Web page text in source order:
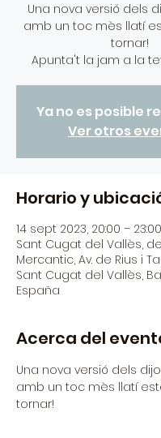
Una nova versió dels
amb un toc mès llatí
tornar!
Ya no es posible
Ver otros
Horario y
14 sept 2023, 20:00 – 23:00
Sant Cugat del Vallès,
Mercantic, Av. de Rius i
Sant Cugat del Vallès,
España
Acerca del
Una nova versió dels
amb un toc mès llatí
tornar!